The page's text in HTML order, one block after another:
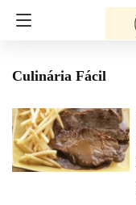
Culinária Fácil